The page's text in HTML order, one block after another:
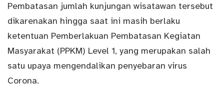
Pembatasan jumlah kunjungan wisatawan tersebut
dikarenakan hingga saat ini masih berlaku
ketentuan Pemberlakuan Pembatasan Kegiatan
Masyarakat (PPKM) Level 1, yang merupakan salah
satu upaya mengendalikan penyebaran virus
Corona.